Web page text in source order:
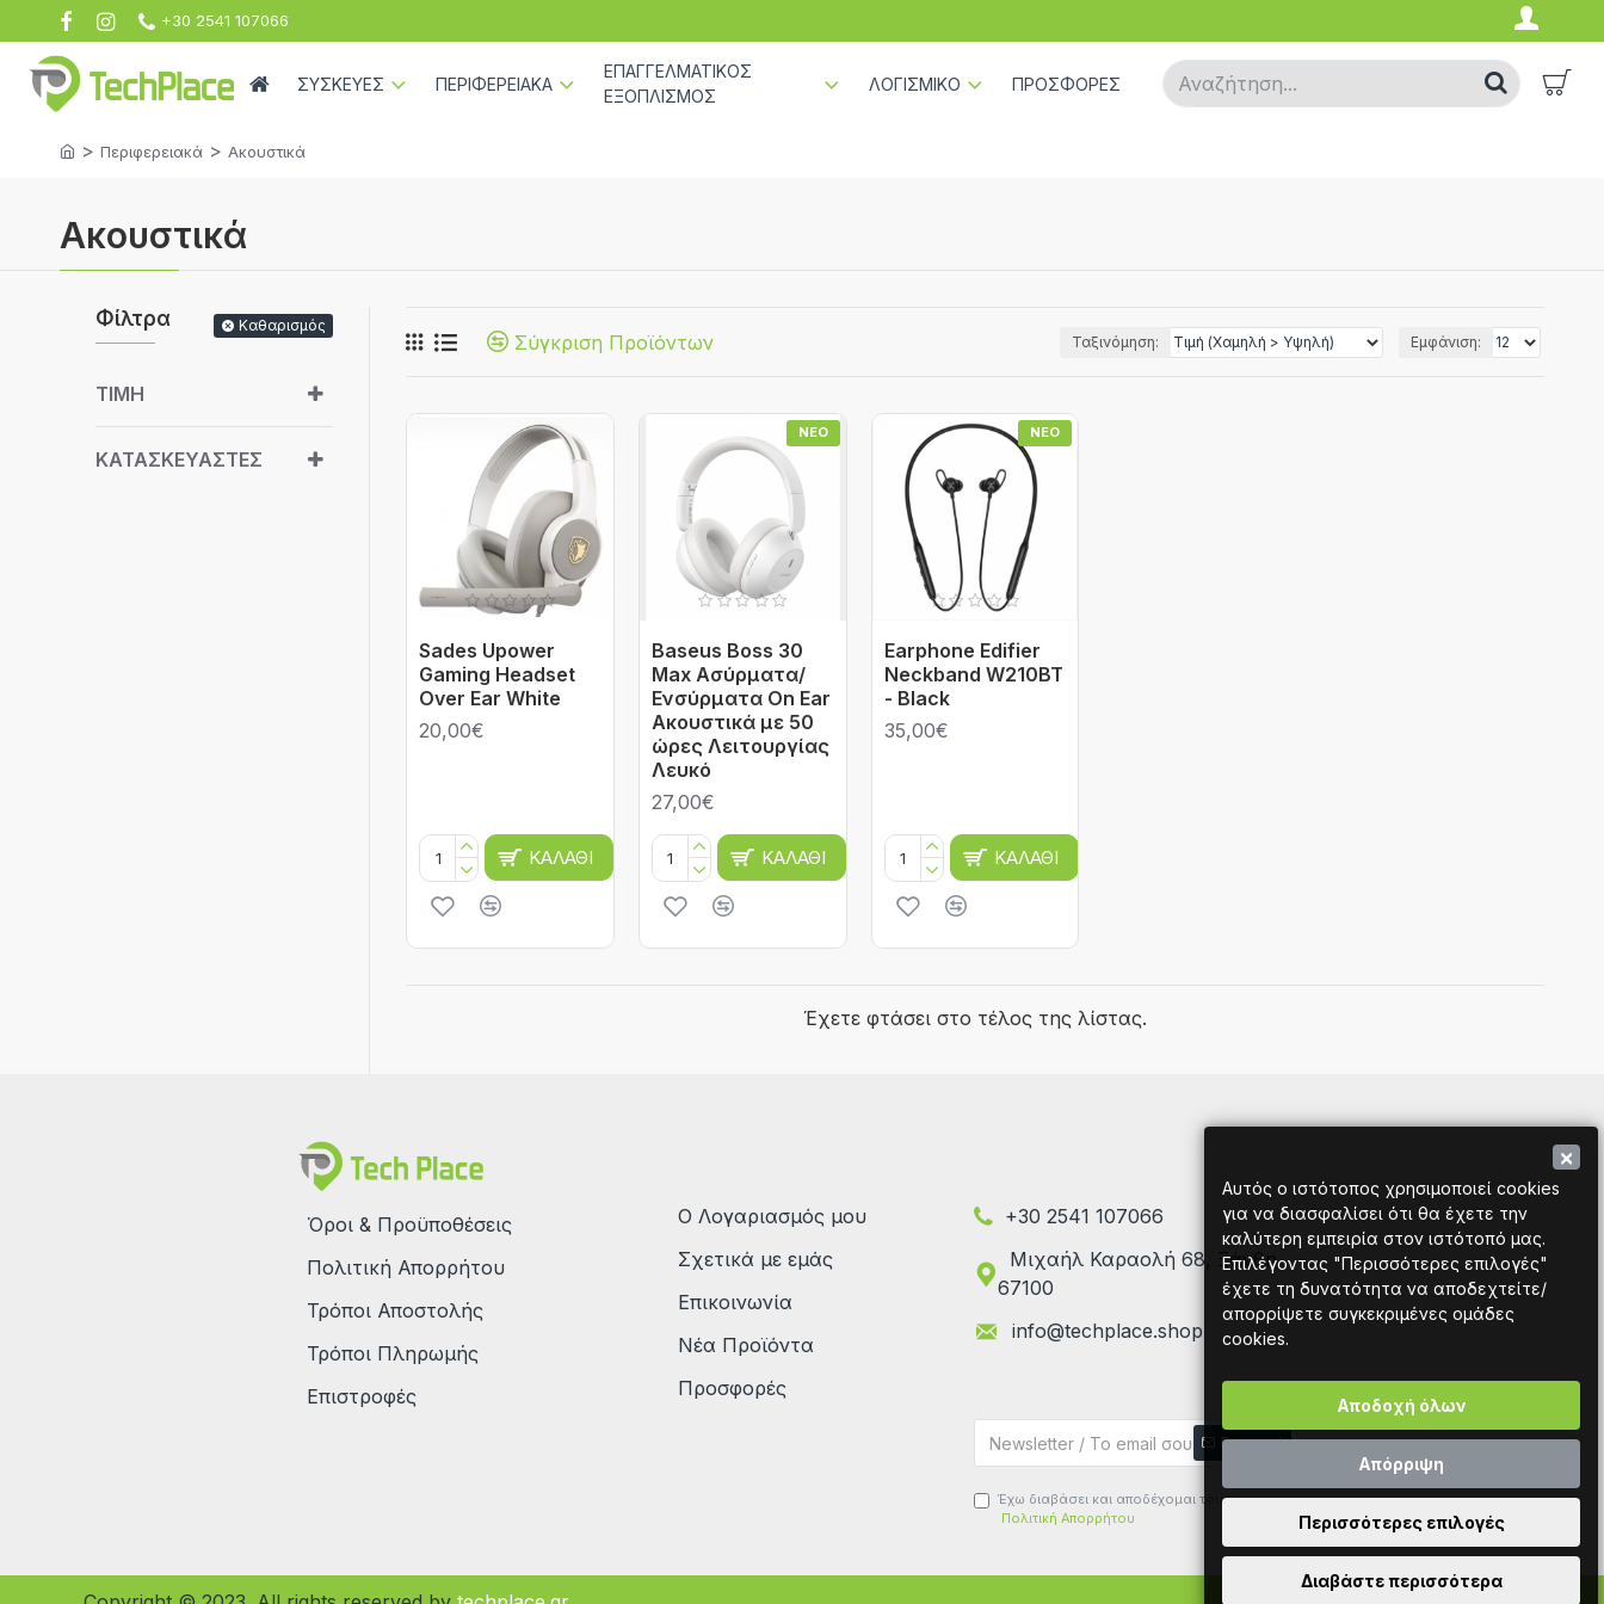
+30 2541 107066
ΣΥΣΚΕΥΕΣ ΠΕΡΙΦΕΡΕΙΑΚΑ
ΕΠΑΓΓΕΛΜΑΤΙΚΟΣ
ΕΞΟΠΛΙΣΜΟΣ
ΛΟΓΙΣΜΙΚΟ ΠΡΟΣΦΟΡΕΣ
Περιφερειακά Ακουστικά
Ακουστικά
Φίλτρα Καθαρισμός
ΤΙΜΗ
ΚΑΤΑΣΚΕΥΑΣΤΈΣ
Σύγκριση Προϊόντων Ταξινόμηση: Εμφάνιση:
Sades Upower
Gaming Headset
Over Ear White
20,00€
ΚΑΛΆΘΙ
ΝΈΟ
Baseus Boss 30
Max Ασύρματα/
Ενσύρματα On Ear
Ακουστικά με 50
ώρες Λειτουργίας
Λευκό
27,00€
ΚΑΛΆΘΙ
ΝΈΟ
Earphone Edifier
Neckband W210BT
- Black
35,00€
ΚΑΛΆΘΙ
Έχετε φτάσει στο τέλος της λίστας.
Όροι & Προϋποθέσεις
Πολιτική Απορρήτου
Τρόποι Αποστολής
Τρόποι Πληρωμής
Επιστροφές
Ο Λογαριασμός μου
Σχετικά με εμάς
Επικοινωνία
Νέα Προϊόντα
Προσφορές
+30 2541 107066
Μιχαήλ Καραολή 68, Ξάνθη
67100
info@techplace.shop
Εγγραφή
Έχω διαβάσει και αποδέχομαι τους
Πολιτική Απορρήτου
×
Αυτός ο ιστότοπος χρησιμοποιεί cookies
για να διασφαλίσει ότι θα έχετε την
καλύτερη εμπειρία στον ιστότοπό μας.
Επιλέγοντας "Περισσότερες επιλογές"
έχετε τη δυνατότητα να αποδεχτείτε/
απορρίψετε συγκεκριμένες ομάδες
cookies.
Αποδοχή όλων
Απόρριψη
Περισσότερες επιλογές
Διαβάστε περισσότερα